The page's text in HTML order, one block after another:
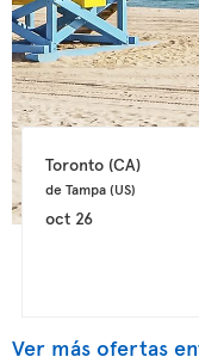
Toronto (CA)
de Tampa (US)
oct 26
Ver más ofertas